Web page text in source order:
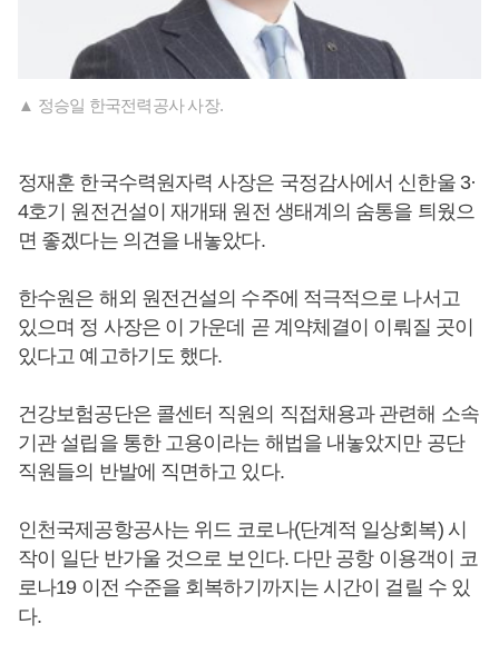
▲ 정승일 한국전력공사 사장.
정재훈 한국수력원자력 사장은 국정감사에서 신한울 3·
4호기 원전건설이 재개돼 원전 생태계의 숨통을 틔웠으
면 좋겠다는 의견을 내놓았다.
한수원은 해외 원전건설의 수주에 적극적으로 나서고
있으며 정 사장은 이 가운데 곧 계약체결이 이뤄질 곳이
있다고 예고하기도 했다.
건강보험공단은 콜센터 직원의 직접채용과 관련해 소속
기관 설립을 통한 고용이라는 해법을 내놓았지만 공단
직원들의 반발에 직면하고 있다.
인천국제공항공사는 위드 코로나(단계적 일상회복) 시
작이 일단 반가울 것으로 보인다. 다만 공항 이용객이 코
로나19 이전 수준을 회복하기까지는 시간이 걸릴 수 있
다.